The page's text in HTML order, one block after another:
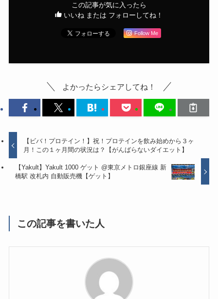
この記事が気に入ったら
いいね または フォローしてね！
Follow Me
よかったらシェアしてね！
【ビバ！プロテイン！】祝！プロテインを飲み始めから３ヶ
月！この１ヶ月間の状況は？【がんばらないダイエット】
【Yakult】Yakult 1000 ゲット @東京メトロ銀座線 新
橋駅 改札内 自動販売機【ゲット】
この記事を書いた人